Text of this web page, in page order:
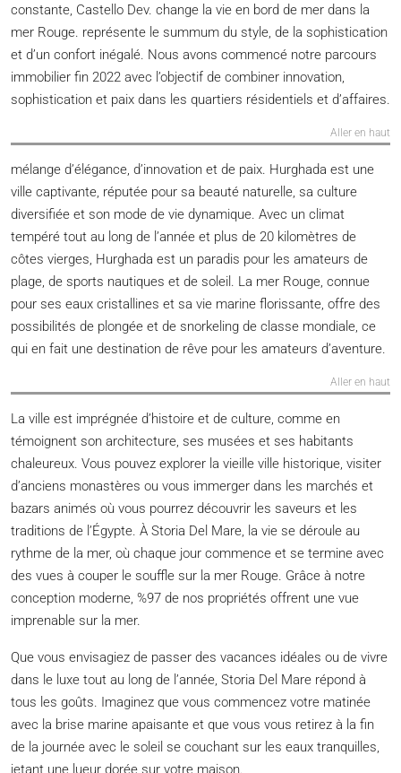
constante, Castello Dev. change la vie en bord de mer dans la
mer Rouge. représente le summum du style, de la sophistication
et d’un confort inégalé. Nous avons commencé notre parcours
immobilier fin 2022 avec l’objectif de combiner innovation,
sophistication et paix dans les quartiers résidentiels et d’affaires.
Aller en haut
mélange d’élégance, d’innovation et de paix. Hurghada est une
ville captivante, réputée pour sa beauté naturelle, sa culture
diversifiée et son mode de vie dynamique. Avec un climat
tempéré tout au long de l’année et plus de 20 kilomètres de
côtes vierges, Hurghada est un paradis pour les amateurs de
plage, de sports nautiques et de soleil. La mer Rouge, connue
pour ses eaux cristallines et sa vie marine florissante, offre des
possibilités de plongée et de snorkeling de classe mondiale, ce
qui en fait une destination de rêve pour les amateurs d’aventure.
Aller en haut
La ville est imprégnée d’histoire et de culture, comme en
témoignent son architecture, ses musées et ses habitants
chaleureux. Vous pouvez explorer la vieille ville historique, visiter
d’anciens monastères ou vous immerger dans les marchés et
bazars animés où vous pourrez découvrir les saveurs et les
traditions de l’Égypte. À Storia Del Mare, la vie se déroule au
rythme de la mer, où chaque jour commence et se termine avec
des vues à couper le souffle sur la mer Rouge. Grâce à notre
conception moderne, %97 de nos propriétés offrent une vue
imprenable sur la mer.
Que vous envisagiez de passer des vacances idéales ou de vivre
dans le luxe tout au long de l’année, Storia Del Mare répond à
tous les goûts. Imaginez que vous commencez votre matinée
avec la brise marine apaisante et que vous vous retirez à la fin
de la journée avec le soleil se couchant sur les eaux tranquilles,
jetant une lueur dorée sur votre maison.